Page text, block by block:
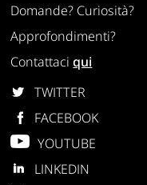
Domande? Curiosità?
Approfondimenti?
Contattaciqui
TWITTER
FACEBOOK
YOUTUBE
LINKEDIN